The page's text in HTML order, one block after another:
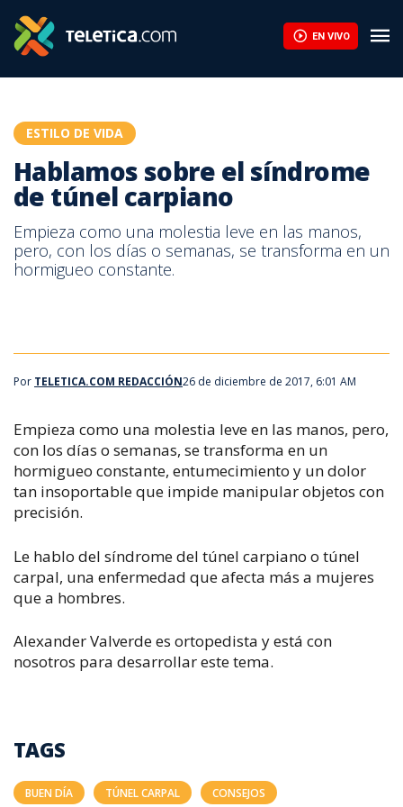
EN VIVO
ESTILO DE VIDA
Hablamos sobre el síndrome
de túnel carpiano
Empieza como una molestia leve en las manos,
pero, con los días o semanas, se transforma en un
hormigueo constante.
Por TELETICA.COM REDACCIÓN26 de diciembre de 2017, 6:01 AM
Empieza como una molestia leve en las manos, pero,
con los días o semanas, se transforma en un
hormigueo constante, entumecimiento y un dolor
tan insoportable que impide manipular objetos con
precisión.
Le hablo del síndrome del túnel carpiano o túnel
carpal, una enfermedad que afecta más a mujeres
que a hombres.
Alexander Valverde es ortopedista y está con
nosotros para desarrollar este tema.
TAGS
BUEN DÍA TÚNEL CARPAL CONSEJOS